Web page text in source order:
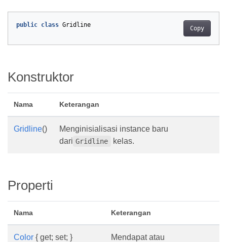
Copy
public class Gridline
Konstruktor
Nama Keterangan
Gridline()
Menginisialisasi instance baru
dari Gridline kelas.
Properti
Nama Keterangan
Color { get; set; }
Mendapat atau